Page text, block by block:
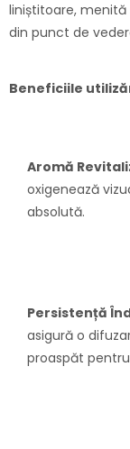
liniștitoare,
din punct de
Beneficiile
Aromă
oxigenează
absolută.
Persistență
asigură o
proaspăt